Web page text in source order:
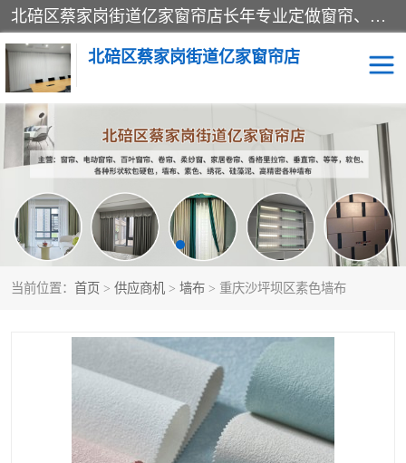
北碚区蔡家岗街道亿家窗帘店长年专业定做窗帘、电动窗帘、百叶窗帘、卷帘、柔纱窗、家居卷帘、香格里拉帘、垂直帘、等等，软包、各种形状软包硬包，墙布、素色、绣花、硅藻泥、高精密各种墙布，免费测量、免费安装，欢迎咨询
北碚区蔡家岗街道亿家窗帘店
当前位置： 首页 > 供应商机 > 墙布 > 重庆沙坪坝区素色墙布
软包硬包 墙布
窗帘 百叶窗卷帘